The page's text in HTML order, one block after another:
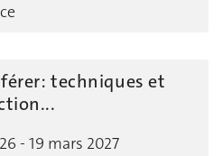
techniques et
- 19 mars 2027